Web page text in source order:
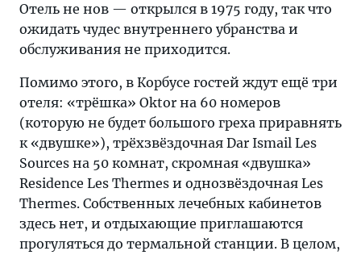
Отель не нов — открылся в 1975 году, так что
ожидать чудес внутреннего убранства и
обслуживания не приходится.
Помимо этого, в Корбусе гостей ждут ещё три
отеля: «трёшка» Oktor на 60 номеров
(которую не будет большого греха приравнять
к «двушке»), трёхзвёздочная Dar Ismail Les
Sources на 50 комнат, скромная «двушка»
Residence Les Thermes и однозвёздочная Les
Thermes. Собственных лечебных кабинетов
здесь нет, и отдыхающие приглашаются
прогуляться до термальной станции. В целом,